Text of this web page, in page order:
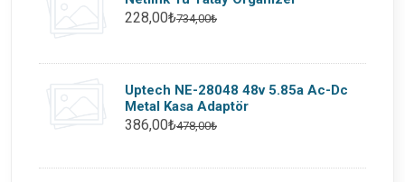
228,00₺734,00₺
Uptech NE-28048 48v 5.85a Ac-Dc
Metal Kasa Adaptör
386,00₺478,00₺